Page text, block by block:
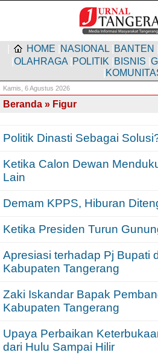
HOME NASIONAL BANTEN
OLAHRAGA POLITIK BISNIS
Kamis, 6 Agustus 2026
Beranda » Figur
Politik Dinasti Sebagai
Ketika Calon Dewan
Lain
Demam KPPS, Hiburan
Ketika Presiden Turun
Apresiasi terhadap Pj Bupati
Kabupaten Tangerang
Zaki Iskandar Bapak
Kabupaten Tangerang
Upaya Perbaikan
dari Hulu Sampai Hilir